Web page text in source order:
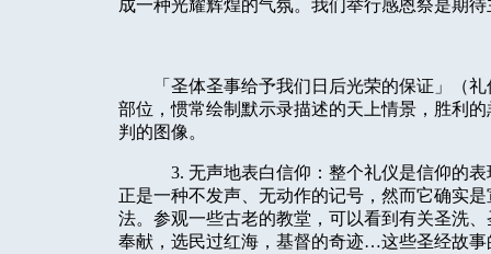
成一种光耀辉煌的气氛。我们举行感恩祭是期
「圣体圣事给予我们日后光荣的保证」（
部位，惯常绘制默示录描述的天上情景，胜利
判的图像。
3. 无声地表白信仰：整个礼仪是信仰的
正是一种不发声、无动作的记号，然而它确实
法。参观一些古老的教堂，可以看到有关圣洗
奉献，选民过红海，基督的奇迹…这些圣经故